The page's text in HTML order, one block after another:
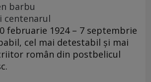
barbu
centenarul
februarie 1924 – 7 septembrie
cel mai detestabil și mai
român din postbelicul